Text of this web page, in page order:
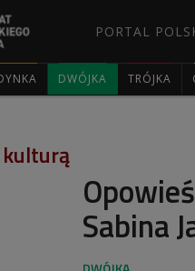
PORTAL
DWÓJKA TRÓJKA
Sabina